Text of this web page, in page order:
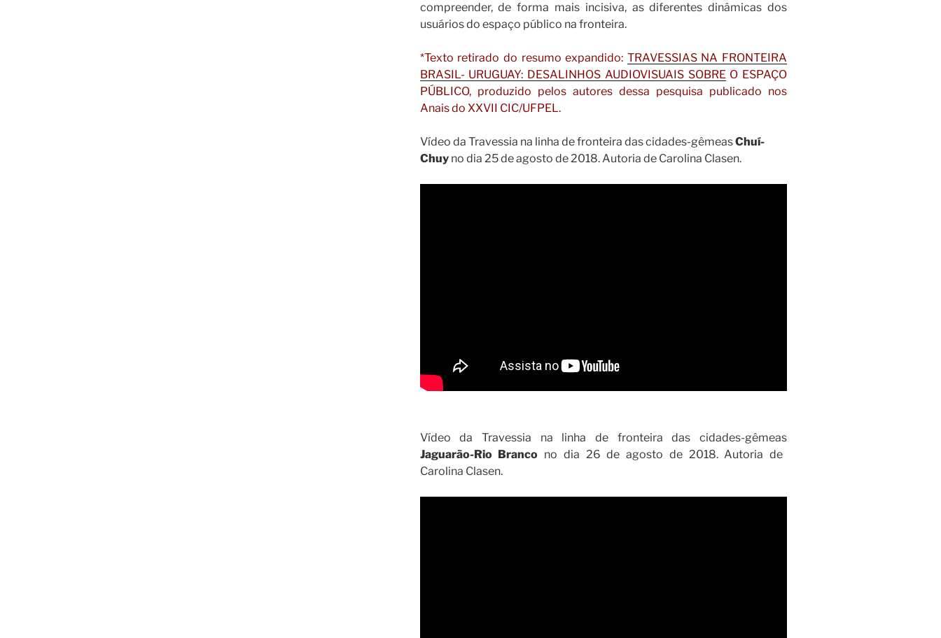
compreender, de forma mais incisiva, as diferentes dinâmicas dos
usuários do espaço público na fronteira.
*Texto retirado do resumo expandido: TRAVESSIAS NA FRONTEIRA
BRASIL- URUGUAY: DESALINHOS AUDIOVISUAIS SOBREO ESPAÇO
PÚBLICO, produzido pelos autores dessa pesquisa publicado nos
Anais do XXVII CIC/UFPEL.
Vídeo da Travessia na linha de fronteira das cidades-gêmeasChuí-
Chuyno dia 25 de agosto de 2018. Autoria de Carolina Clasen.
Vídeo da Travessia na linha de fronteira das cidades-gêmeas
Jaguarão-Rio Branco no dia 26 de agosto de 2018. Autoria de
Carolina Clasen.